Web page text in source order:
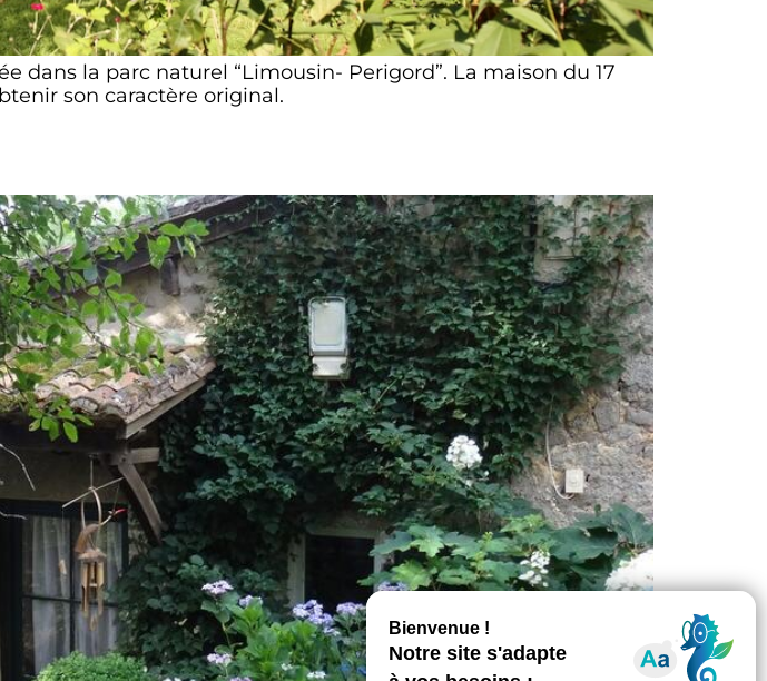
dans la parc naturel “Limousin- Perigord”. La maison du 17
son caractère original.